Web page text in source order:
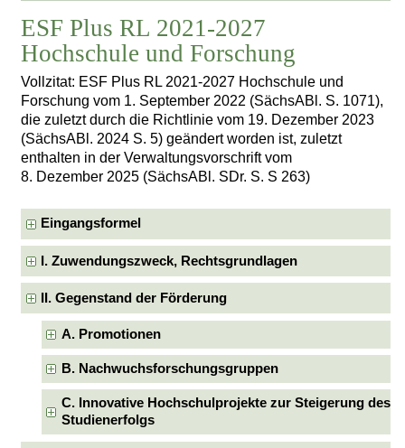
ESF Plus RL 2021-2027
Hochschule und Forschung
Vollzitat: ESF Plus RL 2021-2027 Hochschule und
Forschung vom 1. September 2022 (SächsABl. S. 1071),
die zuletzt durch die Richtlinie vom 19. Dezember 2023
(SächsABl. 2024 S. 5) geändert worden ist, zuletzt
enthalten in der Verwaltungsvorschrift vom
8. Dezember 2025 (SächsABl. SDr. S. S 263)
Eingangsformel
I. Zuwendungszweck, Rechtsgrundlagen
II. Gegenstand der Förderung
A. Promotionen
B. Nachwuchsforschungsgruppen
C. Innovative Hochschulprojekte zur Steigerung des
Studienerfolgs